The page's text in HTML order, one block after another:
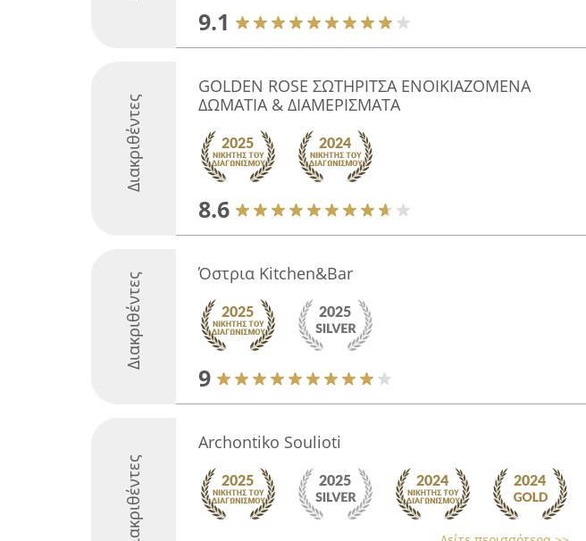
9.1
Διακριθέντες
GOLDEN ROSE ΣΩΤΗΡΙΤΣΑ ENOIKIAZOMENA
ΔΩΜΑΤΙΑ & ΔΙΑΜΕΡΙΣΜΑΤΑ
8.6
Διακριθέντες Όστρια Kitchen&Bar
9
Διακριθέντες
Archontiko Soulioti